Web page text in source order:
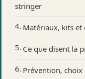
stringer
Matériaux, kits et
Ce que disent la
Prévention,